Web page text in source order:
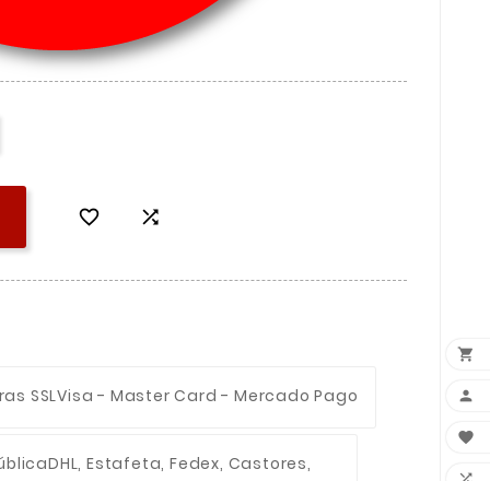
 
SSLVisa - Master Card - Mercado Pago
DHL, Estafeta, Fedex, Castores,


